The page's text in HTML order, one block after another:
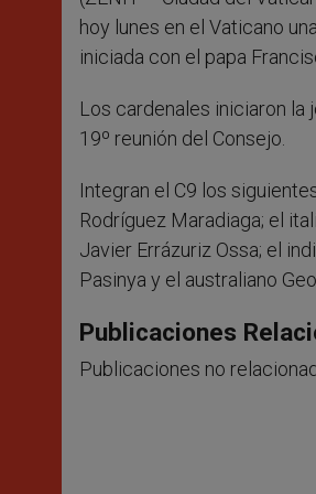
hoy lunes en el Vaticano
iniciada con el papa
Los cardenales iniciaron la
19º reunión del Consejo.
Integran el C9 los
Rodríguez Maradiaga; el
Javier Errázuriz Ossa; el
Pasinya y el australiano
Publicaciones
Publicaciones no